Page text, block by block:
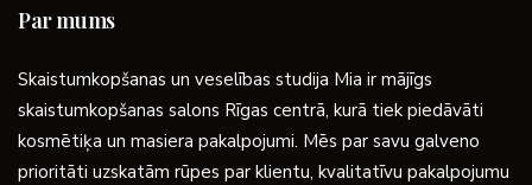
Par mums
Skaistumkopšanas un veselības studija Mia ir mājīgs
skaistumkopšanas salons Rīgas centrā, kurā tiek piedāvāti
kosmētiķa un masiera pakalpojumi. Mēs par savu galveno
prioritāti uzskatām rūpes par klientu, kvalitatīvu pakalpojumu